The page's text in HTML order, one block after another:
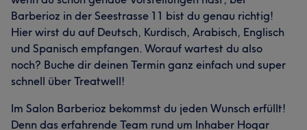
Barberioz in der Seestrasse 11 bist du genau richtig!
Hier wirst du auf Deutsch, Kurdisch, Arabisch, Englisch
und Spanisch empfangen. Worauf wartest du also
noch? Buche dir deinen Termin ganz einfach und super
schnell über Treatwell!
Im Salon Barberioz bekommst du jeden Wunsch erfüllt!
Denn das erfahrende Team rund um Inhaber Hogar